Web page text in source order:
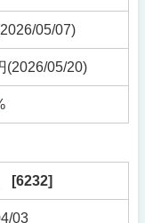
05/07)
(2026/05/20)
[6232]
03